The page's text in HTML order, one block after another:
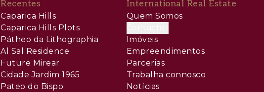
Recentes
Caparica Hills
Caparica Hills Plots
Pátheo da Lithographia
Al Sal Residence
Future Mirear
Cidade Jardim 1965
Pateo do Bispo
International Real Estate
Quem Somos
Imóveis
Empreendimentos
Parcerias
Trabalha connosco
Notícias